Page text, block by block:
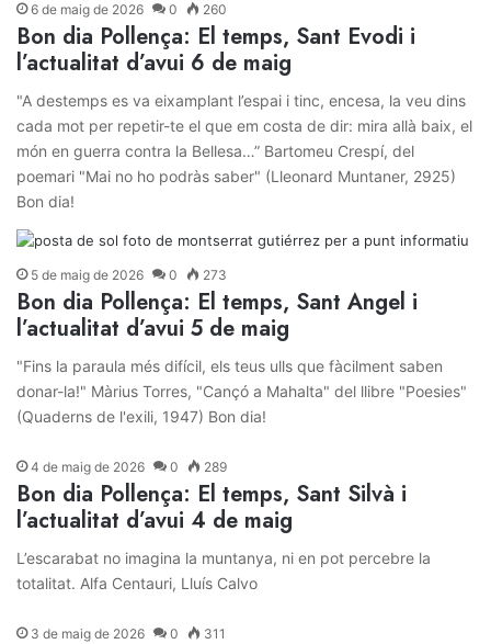
6 de maig de 2026 0 260
Bon dia Pollença: El temps, Sant Evodi i
l’actualitat d’avui 6 de maig
"A destemps es va eixamplant l’espai i tinc, encesa, la veu dins
cada mot per repetir-te el que em costa de dir: mira allà baix, el
món en guerra contra la Bellesa…” Bartomeu Crespí, del
poemari "Mai no ho podràs saber" (Lleonard Muntaner, 2925)
Bon dia!
5 de maig de 2026 0 273
Bon dia Pollença: El temps, Sant Angel i
l’actualitat d’avui 5 de maig
"Fins la paraula més difícil, els teus ulls que fàcilment saben
donar-la!" Màrius Torres, "Cançó a Mahalta" del llibre "Poesies"
(Quaderns de l'exili, 1947) Bon dia!
4 de maig de 2026 0 289
Bon dia Pollença: El temps, Sant Silvà i
l’actualitat d’avui 4 de maig
L’escarabat no imagina la muntanya, ni en pot percebre la
totalitat. Alfa Centauri, Lluís Calvo
3 de maig de 2026 0 311